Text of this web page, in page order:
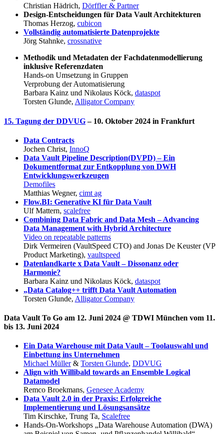
Christian Hädrich, Dörffler & Partner
Design-Entscheidungen für Data Vault Architekturen
Thomas Herzog, cubicon
Vollständig automatisierte Datenprojekte
Jörg Stahnke, crossnative
Methodik und Metadaten der Fachdatenmodellierung
inklusive Referenzdaten
Hands-on Umsetzung in Gruppen
Verprobung der Automatisierung
Barbara Kainz und Nikolaus Köck, dataspot
Torsten Glunde, Alligator Company
15. Tagung der DDVUG– 10. Oktober 2024 in Frankfurt
Data Contracts
Jochen Christ, InnoQ
Data Vault Pipeline Description(DVPD) – Ein
Dokumentformat zur Entkopplung von DWH
Entwicklungswerkzeugen
Demofiles
Matthias Wegner, cimt ag
Flow.BI: Generative KI für Data Vault
Ulf Mattern, scalefree
Combining Data Fabric and Data Mesh – Advancing
Data Management with Hybrid Architecture
Video on repeatable patterns
Dirk Vermeiren (VaultSpeed CTO) and Jonas De Keuster (VP
Product Marketing), vaultspeed
Datenlandkarte x Data Vault – Dissonanz oder
Harmonie?
Barbara Kainz und Nikolaus Köck, dataspot
„Data Catalog++ trifft Data Vault Automation
Torsten Glunde, Alligator Company
Data Vault To Go am 12. Juni 2024 @ TDWI München vom 11.
bis 13. Juni 2024
Ein Data Warehouse mit Data Vault – Toolauswahl und
Einbettung ins Unternehmen
Michael Müller& Torsten Glunde, DDVUG
Align with Willibald towards an Ensemble Logical
Datamodel
Remco Broekmans, Genesee Academy
Data Vault 2.0 in der Praxis: Erfolgreiche
Implementierung und Lösungsansätze
Tim Kirschke, Trung Ta, Scalefree
Hands-On-Workshops „Data Warehouse Automation (DWA)